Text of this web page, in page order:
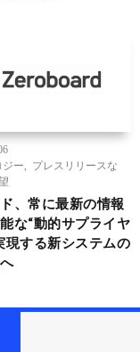
ジー
プレスリリースな
、常に最新の情報
な“動的サプライヤ
現する新システムの